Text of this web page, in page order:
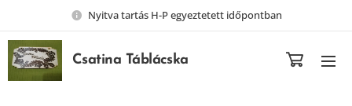
Nyitva tartás H-P egyeztetett időpontban
Csatina Táblácska